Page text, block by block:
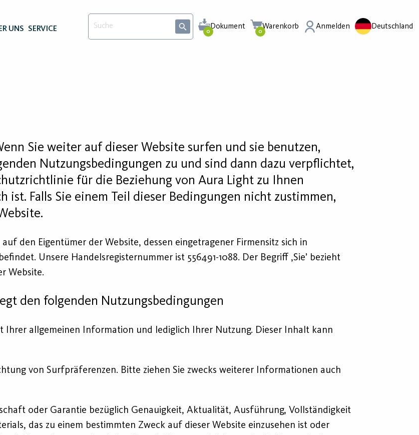
UNS SERVICE 0
Dokument
0
Warenkorb Anmelden Deutschland
Sie weiter auf dieser Website surfen und sie benutzen,
Nutzungsbedingungen zu und sind dann dazu verpflichtet,
für die Beziehung von Aura Light zu Ihnen
ist. Falls Sie einem Teil dieser Bedingungen nicht zustimmen,
den Eigentümer der Website, dessen eingetragener Firmensitz sich in
Unsere Handelsregisternummer ist 556491-1088. Der Begriff ,Sie’ bezieht
Website.
den folgenden Nutzungsbedingungen
Ihrer allgemeinen Information und lediglich Ihrer Nutzung. Dieser Inhalt kann
von Surfpräferenzen. Bitte ziehen Sie zwecks weiterer Informationen auch
oder Garantie bezüglich Genauigkeit, Aktualität, Ausführung, Vollständigkeit
das zu einem bestimmten Zweck auf dieser Website einzusehen ist oder